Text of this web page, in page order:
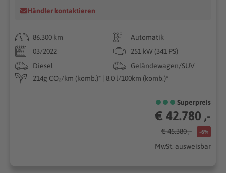
Händler kontaktieren
86.300 km
Automatik
03/2022
251 kW (341 PS)
Diesel
Geländewagen/SUV
214g CO₂/km (komb.)* | 8.0 l/100km (komb.)*
Superpreis
€ 42.780 ,-
€ 45.380 ,- -6%
MwSt. ausweisbar